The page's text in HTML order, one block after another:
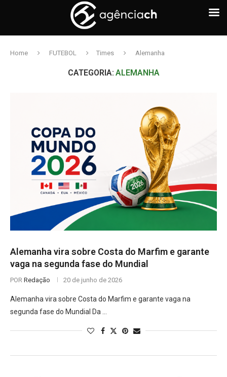
Home FUTEBOL Times Alemanha
CATEGORIA: ALEMANHA
Alemanha vira sobre Costa do Marfim e garante
vaga na segunda fase do Mundial
POR Redação 20 de junho de 2026
Alemanha vira sobre Costa do Marfim e garante vaga na
segunda fase do Mundial Da …